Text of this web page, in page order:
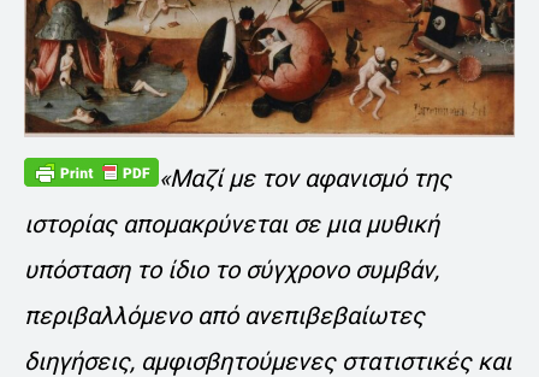
«Μαζί με τον αφανισμό της
ιστορίας απομακρύνεται σε μια μυθική
υπόσταση το ίδιο το σύγχρονο συμβάν,
περιβαλλόμενο από ανεπιβεβαίωτες
διηγήσεις, αμφισβητούμενες στατιστικές και